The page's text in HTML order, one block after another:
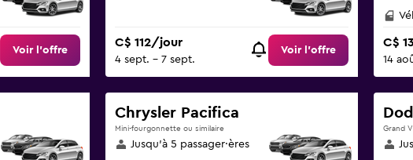
Voir l’offre
C$ 112/jour
4 sept. - 7 sept.
Voir l’offre
C$
14
Chrysler Pacifica
Mini-fourgonnette ou similaire
Jusqu’à 5 passager·ères
Grand